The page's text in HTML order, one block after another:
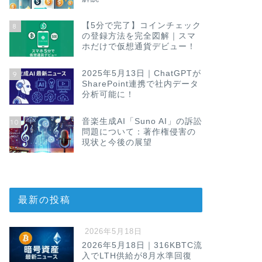
8
【5分で完了】コインチェック
の登録方法を完全図解｜スマ
ホだけで仮想通貨デビュー！
9
2025年5月13日｜ChatGPTが
SharePoint連携で社内データ
分析可能に！
10
音楽生成AI「Suno AI」の訴訟
問題について：著作権侵害の
現状と今後の展望
最新の投稿
2026年5月18日
2026年5月18日｜316KBTC流
入でLTH供給が8月水準回復